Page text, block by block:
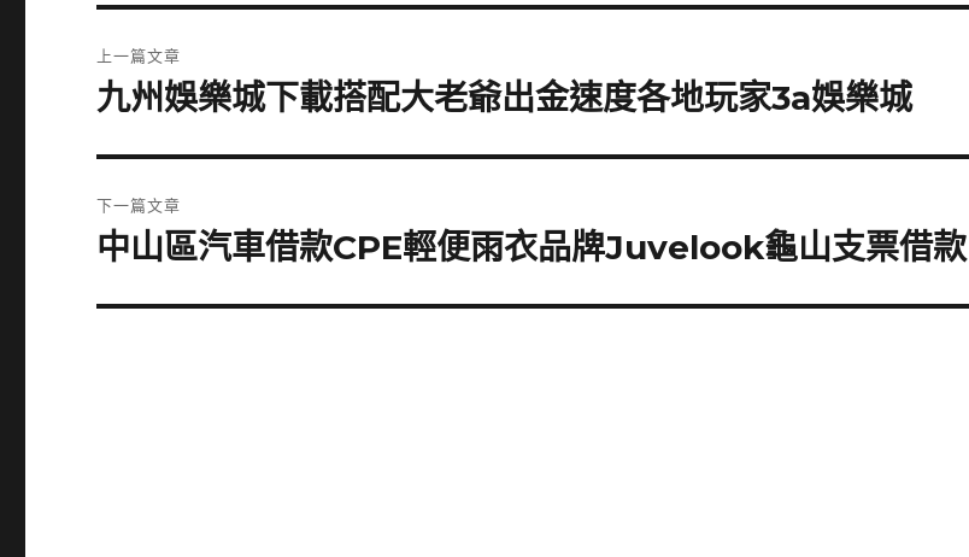
章
上一篇文章
上
篇
文
章:
九州娛樂城下載搭配大老爺出金速度各地玩家3a娛樂城
下一篇文章
下
篇
中山區汽車借款CPE輕便雨衣品牌Juvelook龜山支票借款